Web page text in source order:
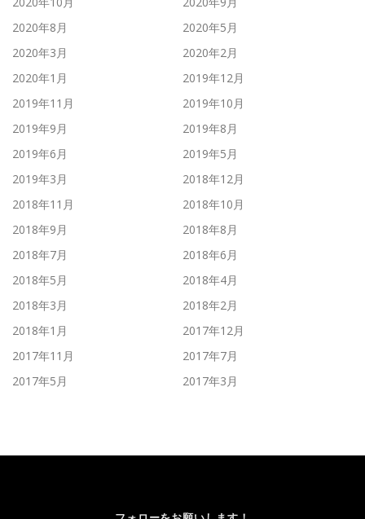
2020年8月
2020年5月
2020年3月
2020年2月
2020年1月
2019年12月
2019年11月
2019年10月
2019年9月
2019年8月
2019年6月
2019年5月
2019年3月
2018年12月
2018年11月
2018年10月
2018年9月
2018年8月
2018年7月
2018年6月
2018年5月
2018年4月
2018年3月
2018年2月
2018年1月
2017年12月
2017年11月
2017年7月
2017年5月
2017年3月